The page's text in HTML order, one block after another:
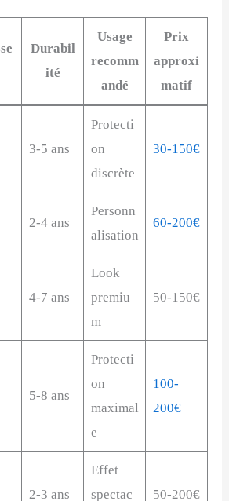
Durabil
ité
Usage
recomm
andé
Prix
approxi
matif
3-5 ans
Protecti
on
discrète
30-150€
2-4 ans
Personn
alisation
60-200€
4-7 ans
Look
premiu
m
50-150€
5-8 ans
Protecti
on
maximal
e
100-
200€
2-3 ans
Effet
spectac
50-200€